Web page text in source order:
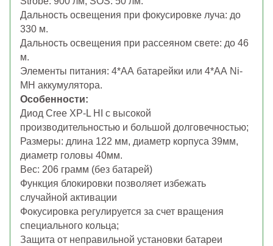
Дальность освещения при фокусировке луча: до
330 м.
Дальность освещения при рассеяном свете: до 46
м.
Элементы питания: 4*АА батарейки или 4*АА Ni-
MH аккумулятора.
Особенности:
Диод Cree XP-L HI с высокой
производительностью и большой долговечностью;
Размеры: длина 122 мм, диаметр корпуса 39мм,
диаметр головы 40мм.
Вес: 206 грамм (без батарей)
Функция блокировки позволяет избежать
случайной активации
Фокусировка регулируется за счет вращения
специального кольца;
Защита от неправильной установки батареи